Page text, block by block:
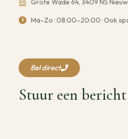
Grote Wade 64, 3409 NS
Ma–Zo · 08:00–20:00 · Ook
Bel direct
Stuur een bericht